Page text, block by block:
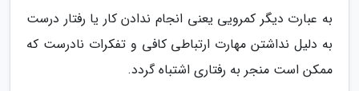
به عبارت دیگر کمرویی یعنی انجام ندادن کار یا رفتار درست
به دلیل نداشتن مهارت ارتباطی کافی و تفکرات نادرست که
ممکن است منجر به رفتاری اشتباه گردد.